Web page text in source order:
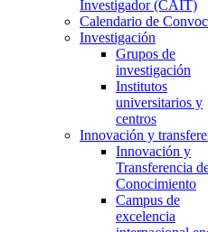
Investigador (CAIT)
Calendario de
Investigación
Grupos de
investigación
Institutos
universitarios y
centros
Innovación y
Innovación y
Transferencia
Conocimiento
Campus de
excelencia